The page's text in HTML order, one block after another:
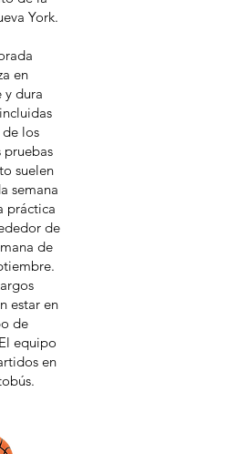
York.
en
y dura
de los
pruebas
suelen
semana
práctica
de
de
estar en
de
equipo
en